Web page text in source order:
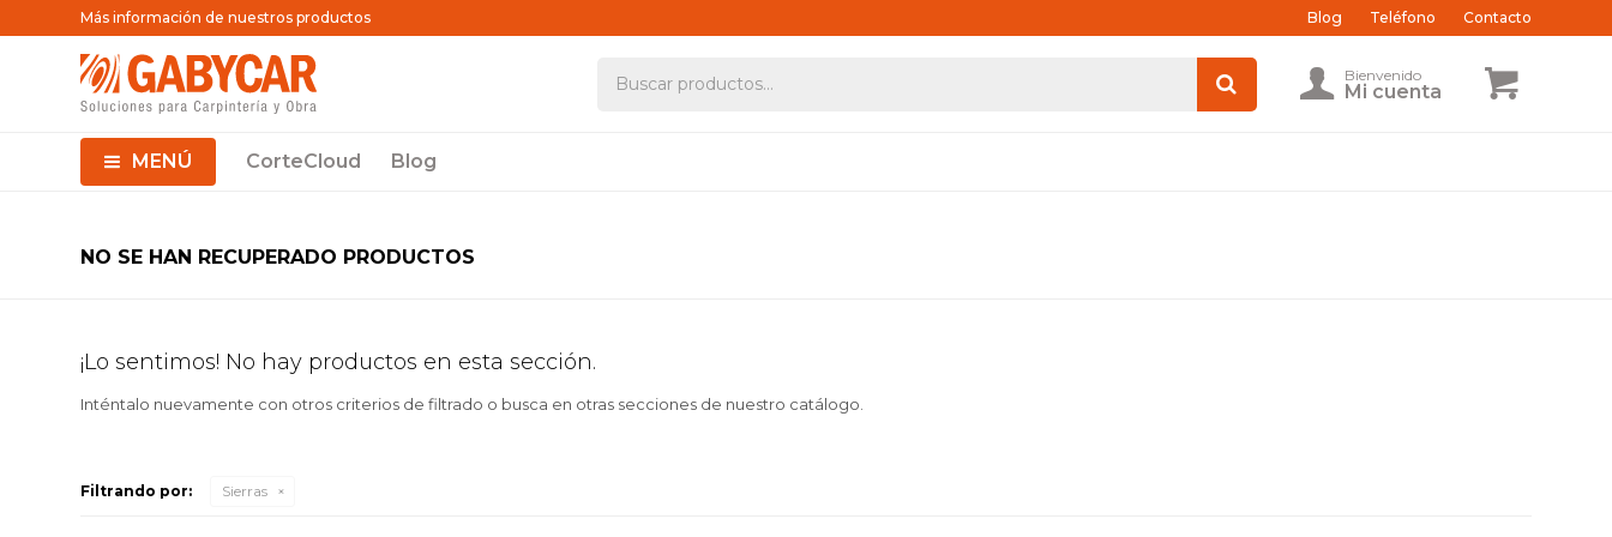
MENÚ CorteCloud Blog
Más información de nuestros productos Blog Teléfono Contacto
NO SE HAN RECUPERADO PRODUCTOS
¡Lo sentimos! No hay productos en esta sección.
Inténtalo nuevamente con otros criterios de filtrado o busca en otras secciones de nuestro catálogo.
Filtrando por: Sierras